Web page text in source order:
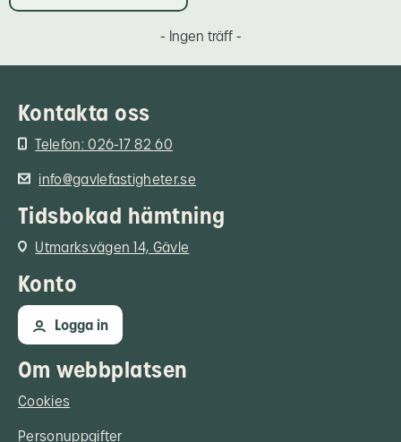
- Ingen träff -
Kontakta oss
Telefon: 026-17 82 60
info@gavlefastigheter.se
Tidsbokad hämtning
Utmarksvägen 14, Gävle
Konto
Logga in
Om webbplatsen
Cookies
Personuppgifter